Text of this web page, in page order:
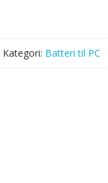
Kategori: Batteri til PC